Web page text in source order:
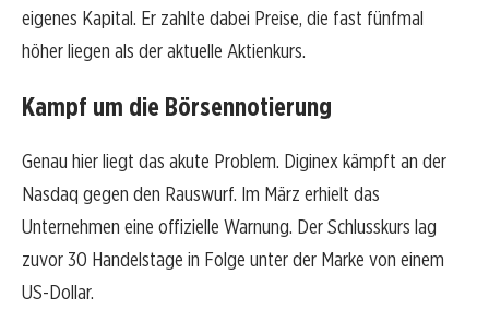
eigenes Kapital. Er zahlte dabei Preise, die fast fünfmal
höher liegen als der aktuelle Aktienkurs.
Kampf um die Börsennotierung
Genau hier liegt das akute Problem. Diginex kämpft an der
Nasdaq gegen den Rauswurf. Im März erhielt das
Unternehmen eine offizielle Warnung. Der Schlusskurs lag
zuvor 30 Handelstage in Folge unter der Marke von einem
US-Dollar.